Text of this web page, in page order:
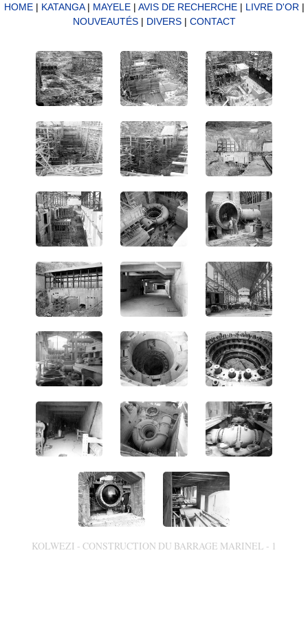
HOME | KATANGA| MAYELE| AVIS DE RECHERCHE| LIVRE D'OR |
NOUVEAUTÉS| DIVERS| CONTACT
KOLWEZI - CONSTRUCTION DU BARRAGE MARINEL - 1